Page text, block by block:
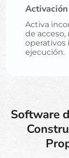
Activa
de
operativos
ejecución.
Software